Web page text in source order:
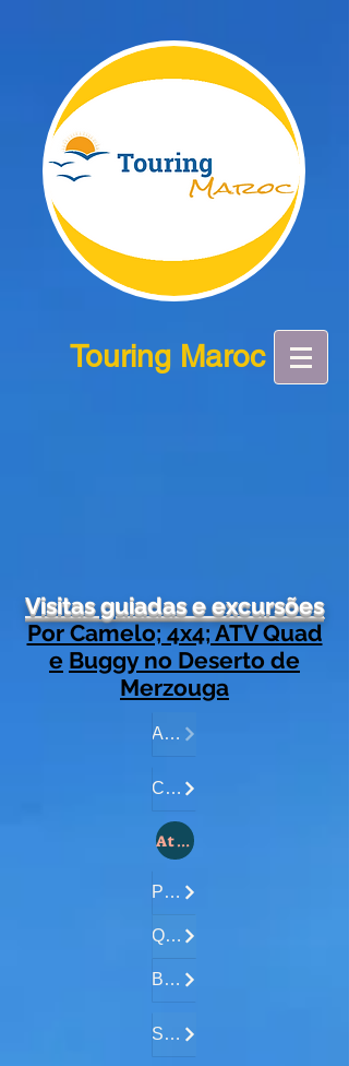
Touring Maroc
Visitas guiadas e excursões
Por Camelo; 4x4; ATV Quad
e Buggy no Deserto de
Merzouga
Acampamento....
Cameltrekking....
Atividades no deserto de Merzouga:
Passeios 4x4....
Quad Excursõe
Buggy Excursõe
SandBoarding .......